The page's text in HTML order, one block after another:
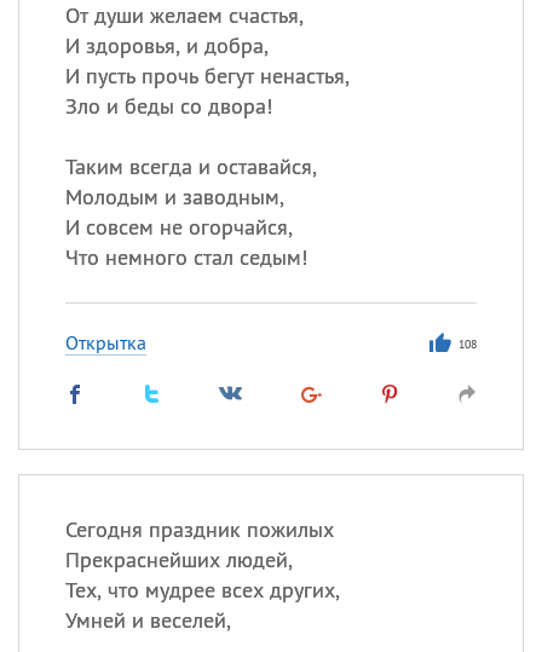
От души желаем счастья,
И здоровья, и добра,
И пусть прочь бегут ненастья,
Зло и беды со двора!
Таким всегда и оставайся,
Молодым и заводным,
И совсем не огорчайся,
Что немного стал седым!
Открытка 108
Сегодня праздник пожилых
Прекраснейших людей,
Тех, что мудрее всех других,
Умней и веселей,